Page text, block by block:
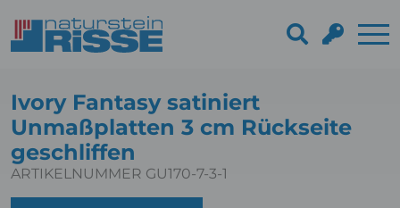
Ivory Fantasy satiniert
Unmaßplatten 3 cm Rückseite
geschliffen
ARTIKELNUMMER GU170-7-3-1